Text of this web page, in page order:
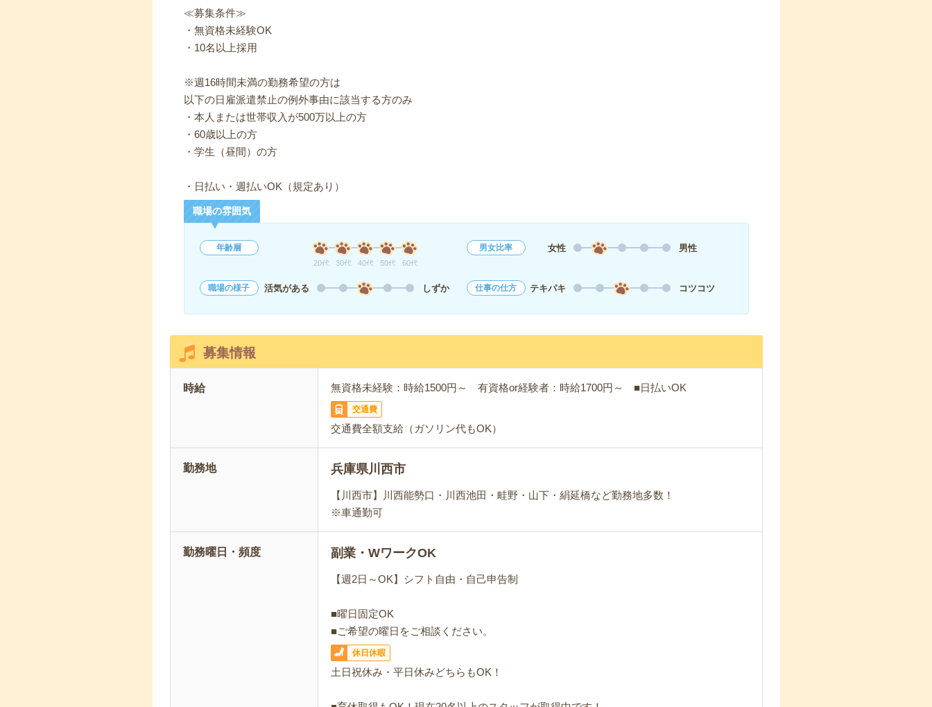
≪募集条件≫
・無資格未経験OK
・10名以上採用
※週16時間未満の勤務希望の方は
以下の日雇派遣禁止の例外事由に該当する方のみ
・本人または世帯収入が500万以上の方
・60歳以上の方
・学生（昼間）の方
・日払い・週払いOK（規定あり）
職場の雰囲気
年齢層
20代 30代 40代 50代 60代
男女比率 女性 男性
職場の様子 活気がある しずか 仕事の仕方 テキパキ コツコツ
募集情報
時給 無資格未経験：時給1500円～ 有資格or経験者：時給1700円～ ■日払いOK
交通費
交通費全額支給（ガソリン代もOK）
勤務地 兵庫県川西市
【川西市】川西能勢口・川西池田・畦野・山下・絹延橋など勤務地多数！
※車通勤可
勤務曜日・頻度 副業・WワークOK
【週2日～OK】シフト自由・自己申告制
■曜日固定OK
■ご希望の曜日をご相談ください。
休日休暇
土日祝休み・平日休みどちらもOK！